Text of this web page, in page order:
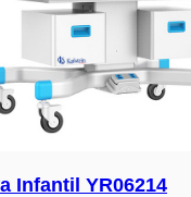
Infantil YR06214